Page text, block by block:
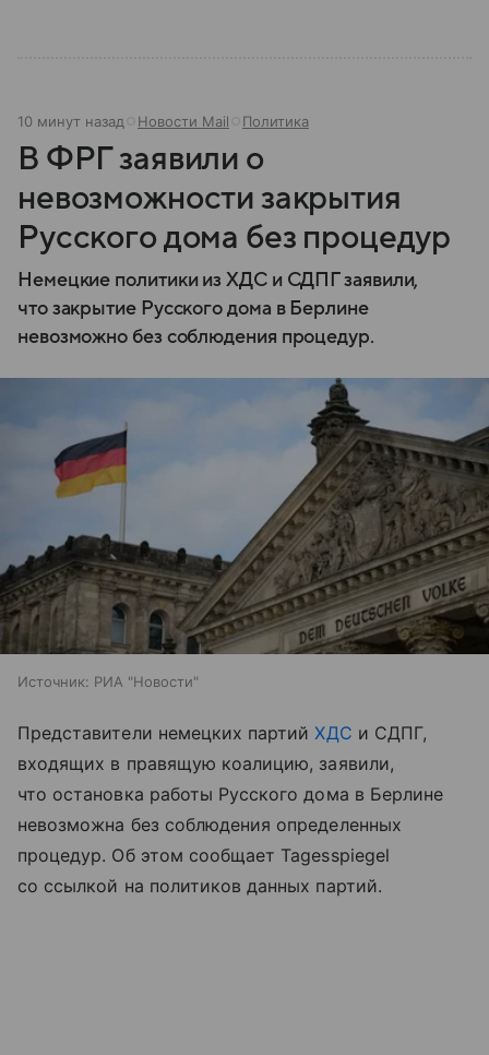
10 минут назад Новости Mail Политика
В ФРГ заявили о
невозможности закрытия
Русского дома без процедур
Немецкие политики из ХДС и СДПГ заявили,
что закрытие Русского дома в Берлине
невозможно без соблюдения процедур.
Источник: РИА "Новости"
Представители немецких партийХДС и СДПГ,
входящих в правящую коалицию, заявили,
что остановка работы Русского дома в Берлине
невозможна без соблюдения определенных
процедур. Об этом сообщает Tagesspiegel
со ссылкой на политиков данных партий.